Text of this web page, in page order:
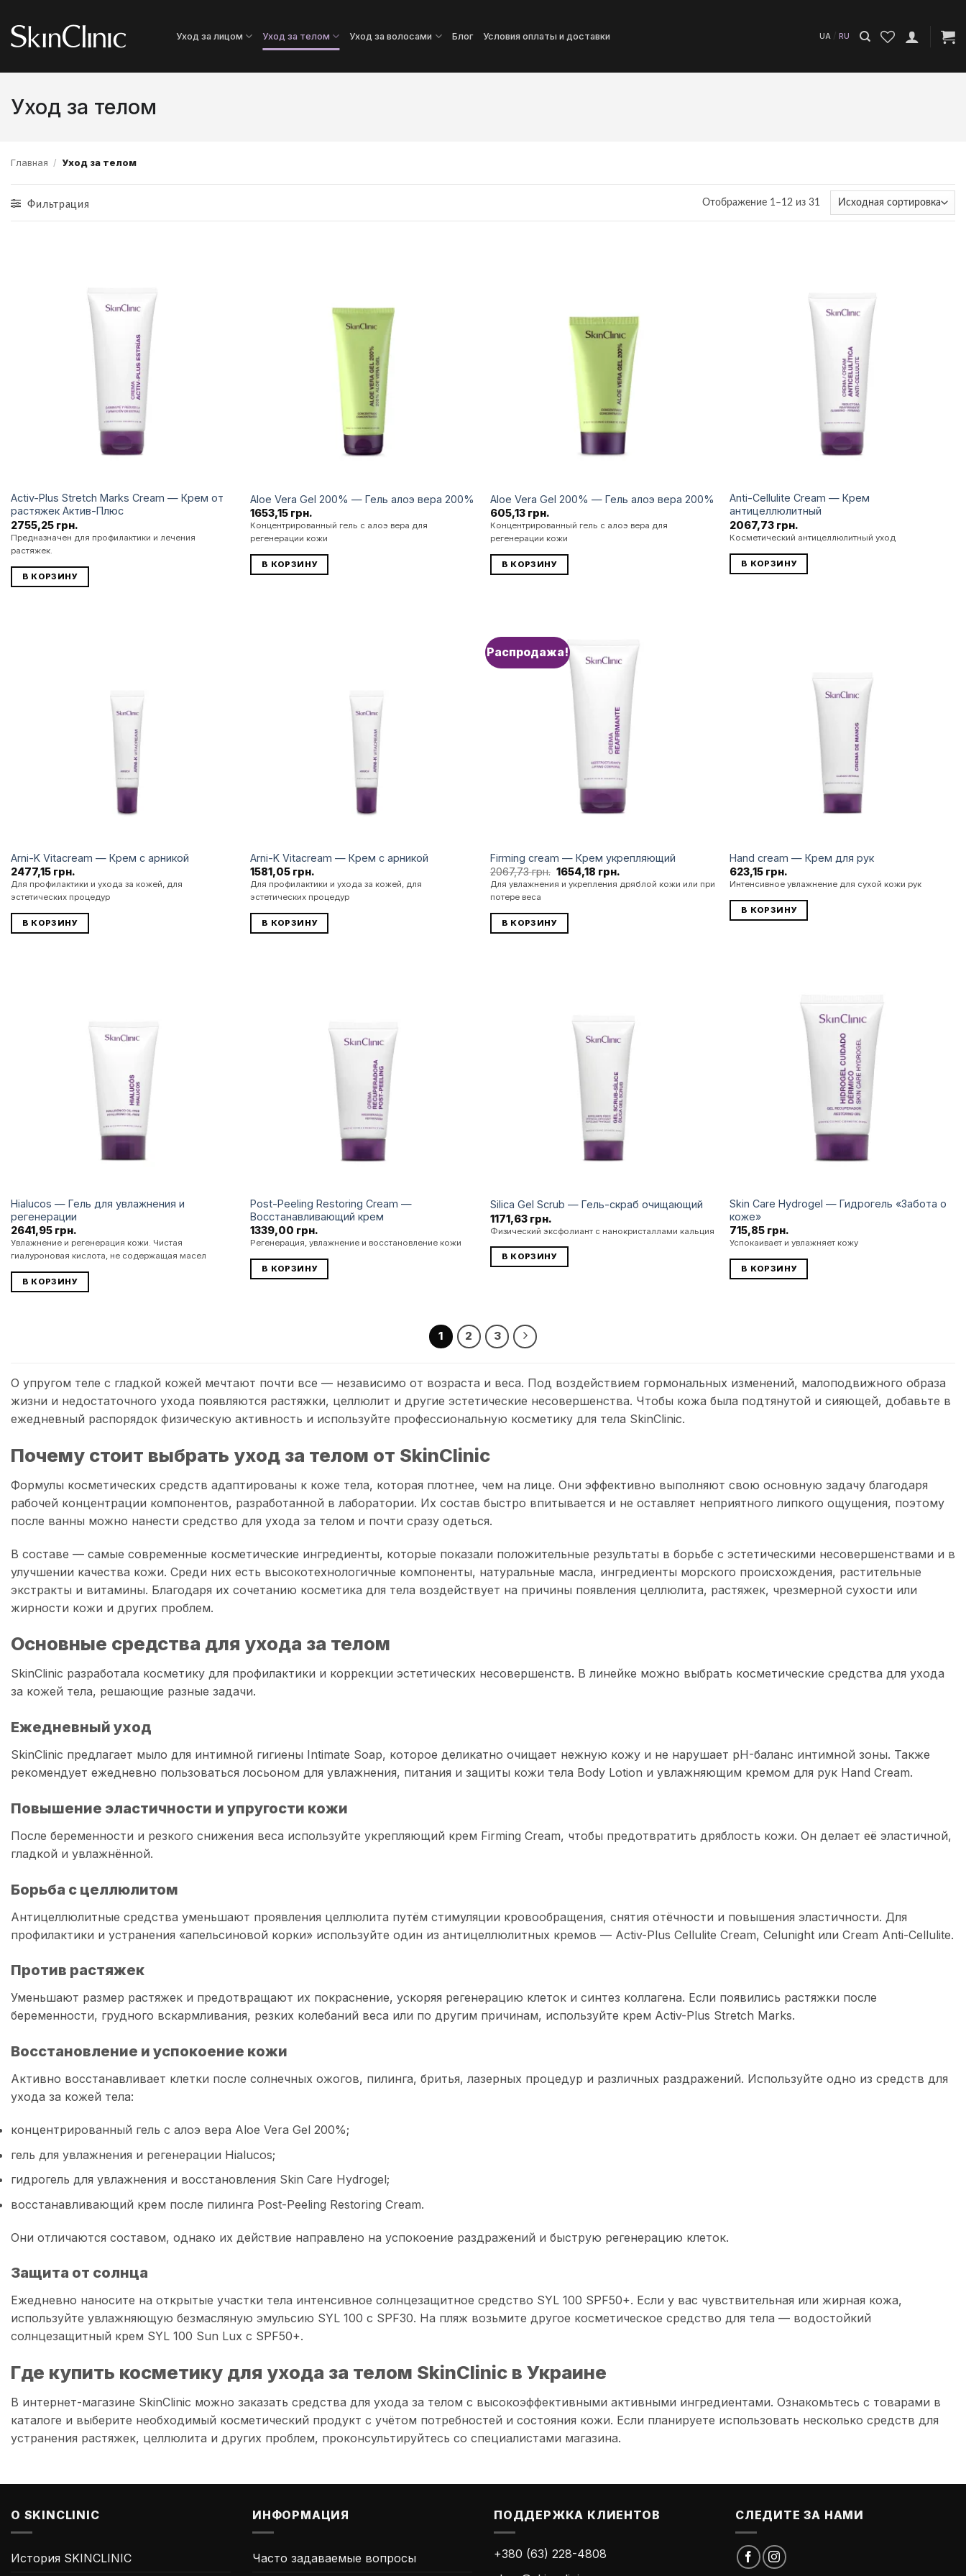
content
Уход за лицом Уход за телом Уход за волосами Блог Условия оплаты и доставки UA / RU
Уход за телом
Главная / Уход за телом
Фильтрация Отображение 1–12 из 31
Activ-Plus Stretch Marks Cream — Крем от
растяжек Актив-Плюс
2755,25 грн.
Предназначен для профилактики и лечения
растяжек.
В КОРЗИНУ
Aloe Vera Gel 200% — Гель алоэ вера 200%
1653,15 грн.
Концентрированный гель с алоэ вера для
регенерации кожи
В КОРЗИНУ
Aloe Vera Gel 200% — Гель алоэ вера 200%
605,13 грн.
Концентрированный гель с алоэ вера для
регенерации кожи
В КОРЗИНУ
Anti-Cellulite Cream — Крем
антицеллюлитный
2067,73 грн.
Косметический антицеллюлитный уход
В КОРЗИНУ
Arni-K Vitacream — Крем с арникой
2477,15 грн.
Для профилактики и ухода за кожей, для
эстетических процедур
В КОРЗИНУ
Arni-K Vitacream — Крем с арникой
1581,05 грн.
Для профилактики и ухода за кожей, для
эстетических процедур
В КОРЗИНУ
Распродажа!
Firming cream — Крем укрепляющий
2067,73грн. Первоначальная
цена
составляла
1654,18 грн.
цена:
1654,18 грн..
Для увлажнения и укрепления дряблой кожи или при
потере веса
В КОРЗИНУ
Hand cream — Крем для рук
623,15 грн.
Интенсивное увлажнение для сухой кожи рук
В КОРЗИНУ
Hialucos — Гель для увлажнения и
регенерации
2641,95 грн.
Увлажнение и регенерация кожи. Чистая
гиалуроновая кислота, не содержащая масел
В КОРЗИНУ
Post-Peeling Restoring Cream —
Восстанавливающий крем
1339,00 грн.
Регенерация, увлажнение и восстановление кожи
В КОРЗИНУ
Silica Gel Scrub — Гель-скраб очищающий
1171,63 грн.
Физический эксфолиант с нанокристаллами кальция
В КОРЗИНУ
Skin Care Hydrogel — Гидрогель «Забота о
коже»
715,85 грн.
Успокаивает и увлажняет кожу
В КОРЗИНУ
1 2 3
О упругом теле с гладкой кожей мечтают почти все — независимо от возраста и веса. Под воздействием гормональных изменений, малоподвижного образа
жизни и недостаточного ухода появляются растяжки, целлюлит и другие эстетические несовершенства. Чтобы кожа была подтянутой и сияющей, добавьте в
ежедневный распорядок физическую активность и используйте профессиональную косметику для тела SkinClinic.
Почему стоит выбрать уход за телом от SkinClinic
Формулы косметических средств адаптированы к коже тела, которая плотнее, чем на лице. Они эффективно выполняют свою основную задачу благодаря
рабочей концентрации компонентов, разработанной в лаборатории. Их состав быстро впитывается и не оставляет неприятного липкого ощущения, поэтому
после ванны можно нанести средство для ухода за телом и почти сразу одеться.
В составе — самые современные косметические ингредиенты, которые показали положительные результаты в борьбе с эстетическими несовершенствами и в
улучшении качества кожи. Среди них есть высокотехнологичные компоненты, натуральные масла, ингредиенты морского происхождения, растительные
экстракты и витамины. Благодаря их сочетанию косметика для тела воздействует на причины появления целлюлита, растяжек, чрезмерной сухости или
жирности кожи и других проблем.
Основные средства для ухода за телом
SkinClinic разработала косметику для профилактики и коррекции эстетических несовершенств. В линейке можно выбрать косметические средства для ухода
за кожей тела, решающие разные задачи.
Ежедневный уход
SkinClinic предлагает мыло для интимной гигиены Intimate Soap, которое деликатно очищает нежную кожу и не нарушает pH-баланс интимной зоны. Также
рекомендует ежедневно пользоваться лосьоном для увлажнения, питания и защиты кожи тела Body Lotion и увлажняющим кремом для рук Hand Cream.
Повышение эластичности и упругости кожи
После беременности и резкого снижения веса используйте укрепляющий крем Firming Cream, чтобы предотвратить дряблость кожи. Он делает её эластичной,
гладкой и увлажнённой.
Борьба с целлюлитом
Антицеллюлитные средства уменьшают проявления целлюлита путём стимуляции кровообращения, снятия отёчности и повышения эластичности. Для
профилактики и устранения «апельсиновой корки» используйте один из антицеллюлитных кремов — Activ-Plus Cellulite Cream, Celunight или Cream Anti-Cellulite.
Против растяжек
Уменьшают размер растяжек и предотвращают их покраснение, ускоряя регенерацию клеток и синтез коллагена. Если появились растяжки после
беременности, грудного вскармливания, резких колебаний веса или по другим причинам, используйте крем Activ-Plus Stretch Marks.
Восстановление и успокоение кожи
Активно восстанавливает клетки после солнечных ожогов, пилинга, бритья, лазерных процедур и различных раздражений. Используйте одно из средств для
ухода за кожей тела:
концентрированный гель с алоэ вера Aloe Vera Gel 200%;
гель для увлажнения и регенерации Hialucos;
гидрогель для увлажнения и восстановления Skin Care Hydrogel;
восстанавливающий крем после пилинга Post-Peeling Restoring Cream.
Они отличаются составом, однако их действие направлено на успокоение раздражений и быструю регенерацию клеток.
Защита от солнца
Ежедневно наносите на открытые участки тела интенсивное солнцезащитное средство SYL 100 SPF50+. Если у вас чувствительная или жирная кожа,
используйте увлажняющую безмасляную эмульсию SYL 100 с SPF30. На пляж возьмите другое косметическое средство для тела — водостойкий
солнцезащитный крем SYL 100 Sun Lux с SPF50+.
Где купить косметику для ухода за телом SkinClinic в Украине
В интернет-магазине SkinClinic можно заказать средства для ухода за телом с высокоэффективными активными ингредиентами. Ознакомьтесь с товарами в
каталоге и выберите необходимый косметический продукт с учётом потребностей и состояния кожи. Если планируете использовать несколько средств для
устранения растяжек, целлюлита и других проблем, проконсультируйтесь со специалистами магазина.
О SKINCLINIC
История SKINCLINIC
ИНФОРМАЦИЯ
Часто задаваемые вопросы
ПОДДЕРЖКА КЛИЕНТОВ
+380 (63) 228-4808
СЛЕДИТЕ ЗА НАМИ